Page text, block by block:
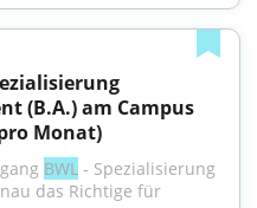
(B.A.) am Campus
Monat)
BWL - Spezialisierung
das Richtige für